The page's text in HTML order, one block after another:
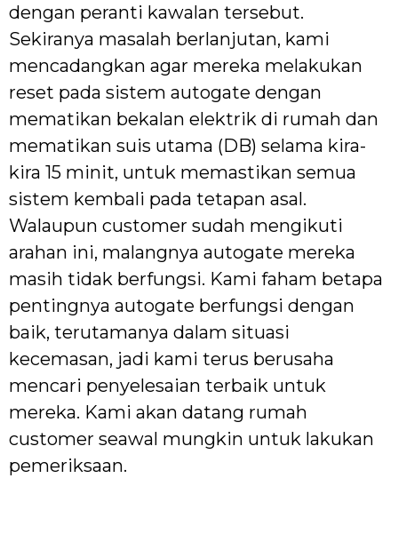
dengan peranti kawalan tersebut.
Sekiranya masalah berlanjutan, kami
mencadangkan agar mereka melakukan
reset pada sistem autogate dengan
mematikan bekalan elektrik di rumah dan
mematikan suis utama (DB) selama kira-
kira 15 minit, untuk memastikan semua
sistem kembali pada tetapan asal.
Walaupun customer sudah mengikuti
arahan ini, malangnya autogate mereka
masih tidak berfungsi. Kami faham betapa
pentingnya autogate berfungsi dengan
baik, terutamanya dalam situasi
kecemasan, jadi kami terus berusaha
mencari penyelesaian terbaik untuk
mereka. Kami akan datang rumah
customer seawal mungkin untuk lakukan
pemeriksaan.